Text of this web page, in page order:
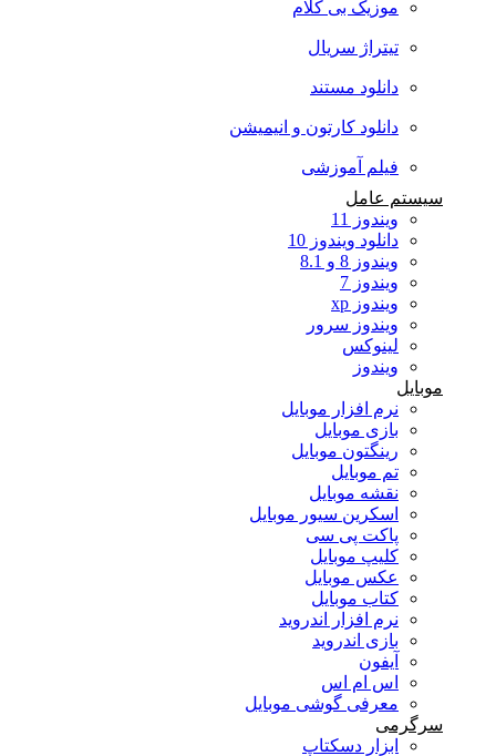
موزیک بی کلام
تیتراژ سریال
دانلود مستند
دانلود کارتون و انیمیشن
فیلم آموزشی
سیستم عامل
ویندوز 11
دانلود ویندوز 10
ویندوز 8 و 8.1
ویندوز 7
ویندوز xp
ویندوز سرور
لینوکس
ویندوز
موبایل
نرم افزار موبایل
بازی موبایل
رینگتون موبایل
تم موبایل
نقشه موبایل
اسکرین سیور موبایل
پاکت پی سی
کلیپ موبایل
عکس موبایل
کتاب موبایل
نرم افزار اندروید
بازی اندروید
آیفون
اس ام اس
معرفی گوشی موبایل
سرگرمی
ابزار دسکتاپ